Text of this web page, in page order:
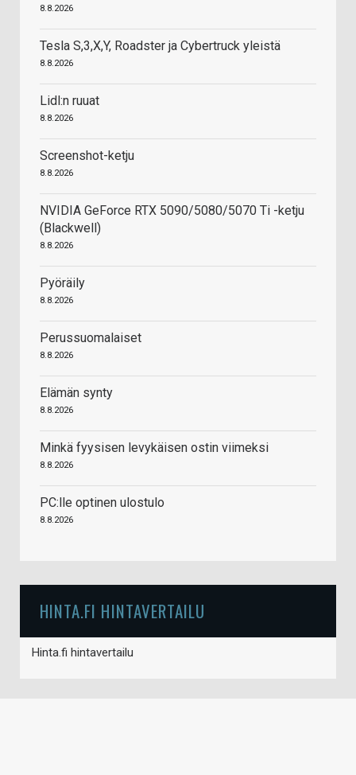
8.8.2026
Tesla S,3,X,Y, Roadster ja Cybertruck yleistä
8.8.2026
Lidl:n ruuat
8.8.2026
Screenshot-ketju
8.8.2026
NVIDIA GeForce RTX 5090/5080/5070 Ti -ketju
(Blackwell)
8.8.2026
Pyöräily
8.8.2026
Perussuomalaiset
8.8.2026
Elämän synty
8.8.2026
Minkä fyysisen levykäisen ostin viimeksi
8.8.2026
PC:lle optinen ulostulo
8.8.2026
HINTA.FI HINTAVERTAILU
Hinta.fi hintavertailu